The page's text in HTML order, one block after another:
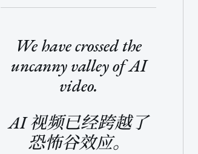
We have crossed the
uncanny valley of AI
video.
AI 视频已经跨越了
恐怖谷效应。